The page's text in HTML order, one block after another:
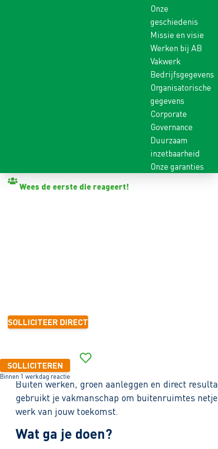
Onze
geschiedenis
Missie en visie
Werken bij AB
Vakwerk
Bedrijfsgegevens
Organisatorische
gegevens
Corporate
Governance
Duurzaam
inzetbaarheid
Onze garanties
Wees de eerste die reageert!
SOLLICITEER DIRECT
SOLLICITEREN
Binnen 1 werkdag reactie
Buiten werken, groen aanleggen en direct
gebruikt je vakmanschap om buitenruimtes
werk van jouw toekomst.
Wat ga je doen?